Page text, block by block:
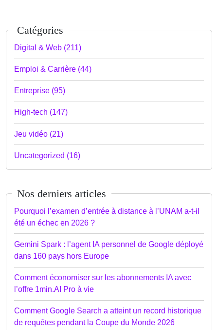
Catégories
Digital & Web (211)
Emploi & Carrière (44)
Entreprise (95)
High-tech (147)
Jeu vidéo (21)
Uncategorized (16)
Nos derniers articles
Pourquoi l’examen d’entrée à distance à l’UNAM a-t-il
été un échec en 2026 ?
Gemini Spark : l’agent IA personnel de Google déployé
dans 160 pays hors Europe
Comment économiser sur les abonnements IA avec
l’offre 1min.AI Pro à vie
Comment Google Search a atteint un record historique
de requêtes pendant la Coupe du Monde 2026